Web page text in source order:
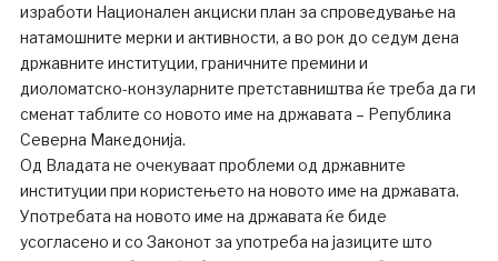
изработи Национален акциски план за спроведување на
натамошните мерки и активности, а во рок до седум дена
државните институции, граничните премини и
диоломатско-конзуларните претставништва ќе треба да ги
сменат таблите со новото име на државата – Република
Северна Македонија.
Од Владата не очекуваат проблеми од државните
институции при користењето на новото име на државата.
Употребата на новото име на државата ќе биде
усогласено и со Законот за употреба на јазиците што